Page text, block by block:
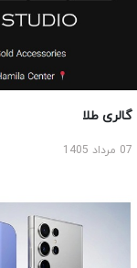
گالری طلا
07 مرداد 1405